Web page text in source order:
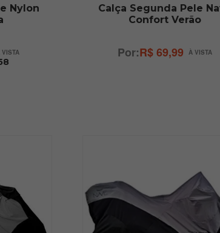
Nylon
Calça Segunda Pele
Confort Verão
R$ 69,99